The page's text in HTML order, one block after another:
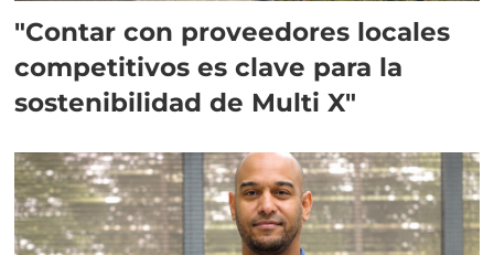
"Contar con proveedores locales
competitivos es clave para la
sostenibilidad de Multi X"